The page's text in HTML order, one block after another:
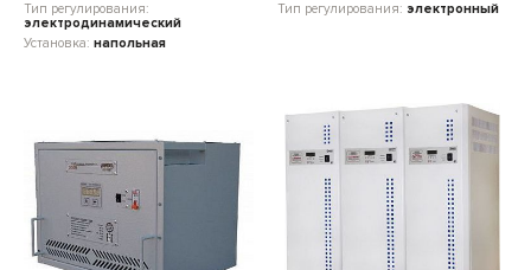
Тип регулирования:
электродинамический
Установка: напольная
Тип регулирования: электронный